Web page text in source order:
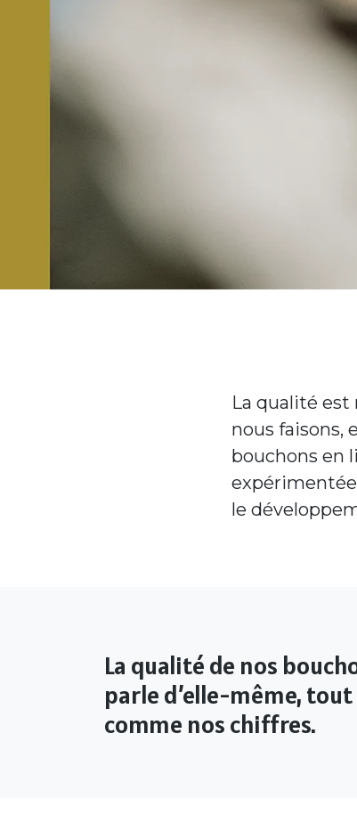
La qualité est
nous faisons,
bouchons en
le
La qualité de nos
parle d’elle-même, tout
comme nos chiffres.